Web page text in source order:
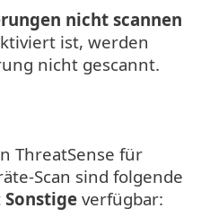
nicht scannen
ist, werden
nicht gescannt.
ThreatSense für
Scan sind folgende
Sonstige verfügbar: